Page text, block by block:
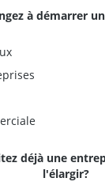
à démarrer
déjà une
l'élargir?